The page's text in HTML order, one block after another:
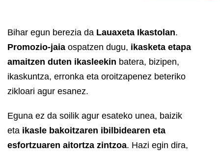
Bihar egun berezia da Lauaxeta Ikastolan.
Promozio-jaia ospatzen dugu, ikasketa etapa
amaitzen duten ikasleekin batera, bizipen,
ikaskuntza, erronka eta oroitzapenez beteriko
zikloari agur esanez.
Eguna ez da soilik agur esateko unea, baizik
eta ikasle bakoitzaren ibilbidearen eta
esfortzuaren aitortza zintzoa. Hazi egin dira,